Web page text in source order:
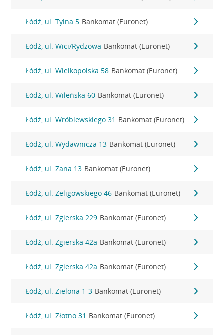
Łódź, ul. Tylna 5 Bankomat (Euronet)
Łódź, ul. Wici/Rydzowa Bankomat (Euronet)
Łódź, ul. Wielkopolska 58 Bankomat (Euronet)
Łódź, ul. Wileńska 60 Bankomat (Euronet)
Łódź, ul. Wróblewskiego 31 Bankomat (Euronet)
Łódź, ul. Wydawnicza 13 Bankomat (Euronet)
Łódź, ul. Zana 13 Bankomat (Euronet)
Łódź, ul. Żeligowskiego 46 Bankomat (Euronet)
Łódź, ul. Zgierska 229 Bankomat (Euronet)
Łódź, ul. Zgierska 42a Bankomat (Euronet)
Łódź, ul. Zgierska 42a Bankomat (Euronet)
Łódź, ul. Zielona 1-3 Bankomat (Euronet)
Łódź, ul. Złotno 31 Bankomat (Euronet)